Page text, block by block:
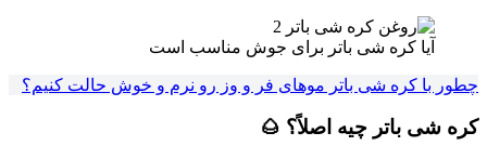
آیا کره شی باتر برای جوش مناسب است
چطور با کره شی باتر موهای فر و وز رو نرم و خوش حالت کنیم؟
کره شی باتر چیه اصلاً؟ 🌰